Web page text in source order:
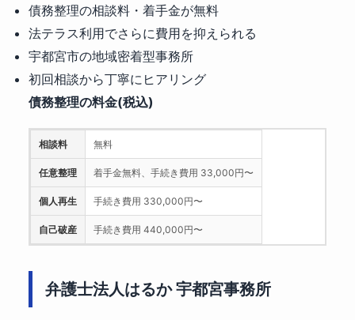
債務整理の相談料・着手金が無料
法テラス利用でさらに費用を抑えられる
宇都宮市の地域密着型事務所
初回相談から丁寧にヒアリング
債務整理の料金(税込)
相談料 無料
任意整理 着手金無料、手続き費用 33,000円〜
個人再生 手続き費用 330,000円〜
自己破産 手続き費用 440,000円〜
弁護士法人はるか 宇都宮事務所